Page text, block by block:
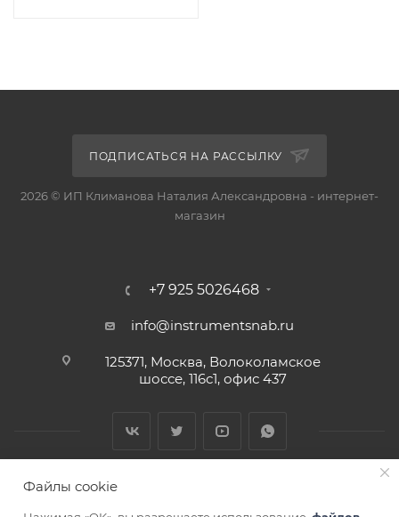
ПОДПИСАТЬСЯ НА РАССЫЛКУ
2026 © ИП Климанова Наталия Александровна - интернет-
магазин
+7 925 5026468
info@instrumentsnab.ru
125371, Москва, Волоколамское
шоссе, 116с1, офис 437
Файлы cookie